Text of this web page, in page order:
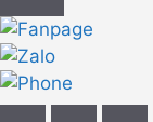
Đóng